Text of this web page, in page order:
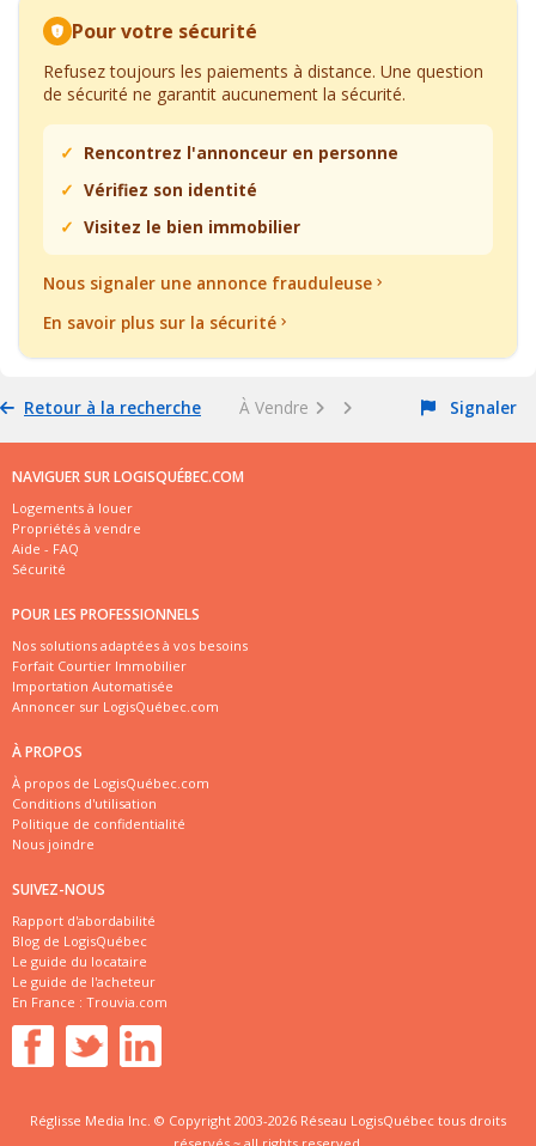
Pour votre sécurité
Refusez toujours les paiements à distance. Une question
de sécurité ne garantit aucunement la sécurité.
Rencontrez l'annonceur en personne
Vérifiez son identité
Visitez le bien immobilier
Nous signaler une annonce frauduleuse
En savoir plus sur la sécurité
Retour à la recherche À Vendre Signaler
NAVIGUER SUR LOGISQUÉBEC.COM
Logements à louer
Propriétés à vendre
Aide - FAQ
Sécurité
POUR LES PROFESSIONNELS
Nos solutions adaptées à vos besoins
Forfait Courtier Immobilier
Importation Automatisée
Annoncer sur LogisQuébec.com
À PROPOS
À propos de LogisQuébec.com
Conditions d'utilisation
Politique de confidentialité
Nous joindre
SUIVEZ-NOUS
Rapport d'abordabilité
Blog de LogisQuébec
Le guide du locataire
Le guide de l'acheteur
En France : Trouvia.com
Réglisse Media Inc. © Copyright 2003-2026 Réseau LogisQuébec tous droits